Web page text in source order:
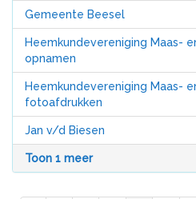
Gemeente Beesel
Heemkundevereniging Maas-
opnamen
Heemkundevereniging Maas-
fotoafdrukken
Jan v/d Biesen
Toon 1 meer